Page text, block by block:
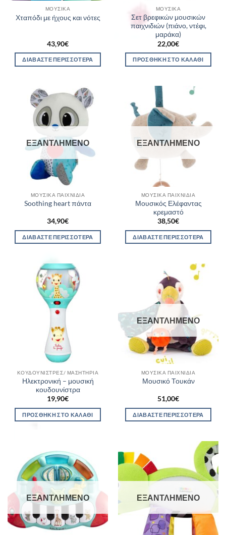
ΜΟΥΣΙΚΆ
Χταπόδι με ήχους και νότες
43,90€
ΔΙΑΒΆΣΤΕ ΠΕΡΙΣΣΌΤΕΡΑ
ΜΟΥΣΙΚΆ
Σετ βρεφικών μουσικών
παιχνιδιών (πιάνο, ντέφι,
μαράκα)
22,00€
ΠΡΟΣΘΉΚΗ ΣΤΟ ΚΑΛΆΘΙ
ΕΞΑΝΤΛΗΜΈΝΟ
ΜΟΥΣΙΚΆ ΠΑΙΧΝΊΔΙΑ
Soothing heart πάντα
34,90€
ΔΙΑΒΆΣΤΕ ΠΕΡΙΣΣΌΤΕΡΑ
ΕΞΑΝΤΛΗΜΈΝΟ
ΜΟΥΣΙΚΆ ΠΑΙΧΝΊΔΙΑ
Μουσικός Ελέφαντας
κρεμαστό
38,50€
ΔΙΑΒΆΣΤΕ ΠΕΡΙΣΣΌΤΕΡΑ
ΚΟΥΔΟΥΝΊΣΤΡΕΣ/ ΜΑΣΗΤΉΡΙΑ
Ηλεκτρονική – μουσική
κουδουνίστρα
19,90€
ΠΡΟΣΘΉΚΗ ΣΤΟ ΚΑΛΆΘΙ
ΕΞΑΝΤΛΗΜΈΝΟ
ΜΟΥΣΙΚΆ ΠΑΙΧΝΊΔΙΑ
Μουσικό Τουκάν
51,00€
ΔΙΑΒΆΣΤΕ ΠΕΡΙΣΣΌΤΕΡΑ
ΕΞΑΝΤΛΗΜΈΝΟ ΕΞΑΝΤΛΗΜΈΝΟ